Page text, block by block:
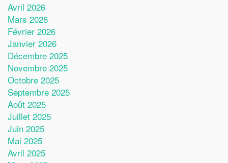
Avril 2026
Mars 2026
Février 2026
Janvier 2026
Décembre 2025
Novembre 2025
Octobre 2025
Septembre 2025
Août 2025
Juillet 2025
Juin 2025
Mai 2025
Avril 2025